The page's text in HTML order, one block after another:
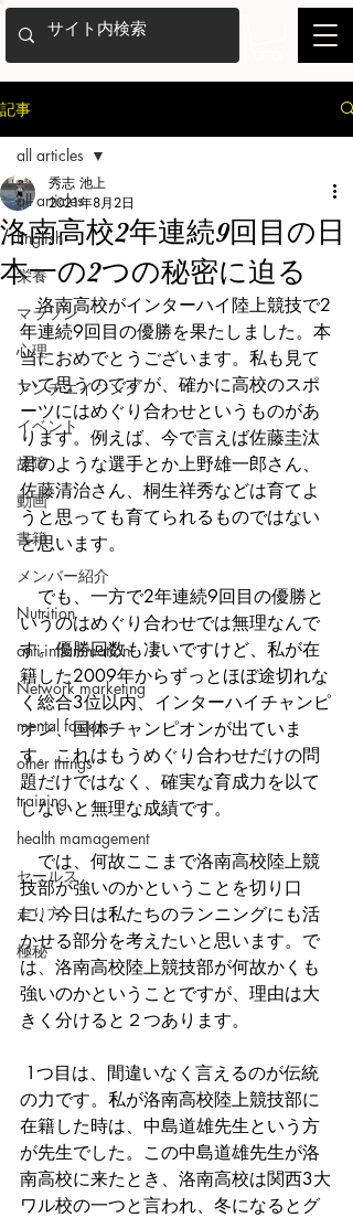
記事
all articles
English
栄養
マラソン
心理
アンチエイジング
イベント
故障
動画
書籍
メンバー紹介
Nutrition
anti-inflammation
Network marketing
mental factors
other things
training
health mamagement
セールス
走り方
極秘
all articles
洛南高校2年連続9回目の日
本一の2つの秘密に迫る
秀志 池上
2021年8月2日
洛南高校がインターハイ陸上競技で2
年連続9回目の優勝を果たしました。本
当におめでとうございます。私も見て
いて思うのですが、確かに高校のスポ
ーツにはめぐり合わせというものがあ
ります。例えば、今で言えば佐藤圭汰
君のような選手とか上野雄一郎さん、
佐藤清治さん、桐生祥秀などは育てよ
うと思っても育てられるものではない
と思います。
でも、一方で2年連続9回目の優勝と
いうのはめぐり合わせでは無理なんで
す。優勝回数も凄いですけど、私が在
籍した2009年からずっとほぼ途切れな
く総合3位以内、インターハイチャンピ
オン、国体チャンピオンが出ていま
す。これはもうめぐり合わせだけの問
題だけではなく、確実な育成力を以て
しないと無理な成績です。
では、何故ここまで洛南高校陸上競
技部が強いのかということを切り口
に、今日は私たちのランニングにも活
かせる部分を考えたいと思います。で
は、洛南高校陸上競技部が何故かくも
強いのかということですが、理由は大
きく分けると２つあります。
の力です。私が洛南高校陸上競技部に
在籍した時は、中島道雄先生という方
が先生でした。この中島道雄先生が洛
南高校に来たとき、洛南高校は関西3大
ワル校の一つと言われ、冬になるとグ